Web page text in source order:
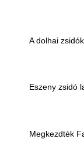
A dolhai
Eszeny zsidó
Megkezdték